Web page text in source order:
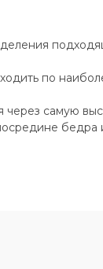
по
через самую